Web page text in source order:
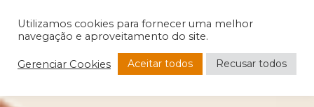
Utilizamos cookies para fornecer uma melhor
navegação e aproveitamento do site.
Gerenciar Cookies Aceitar todos Recusar todos